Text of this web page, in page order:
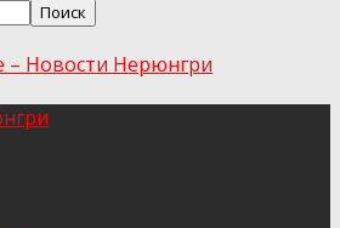
– Новости Нерюнгри